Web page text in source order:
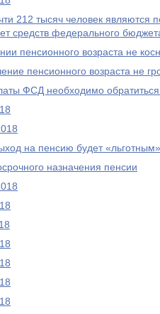
212 тысяч человек являются
средств федерального
пенсионного возраста не
пенсионного возраста не
ФСД необходимо
на пенсию будет «льготным»
назначения пенсии